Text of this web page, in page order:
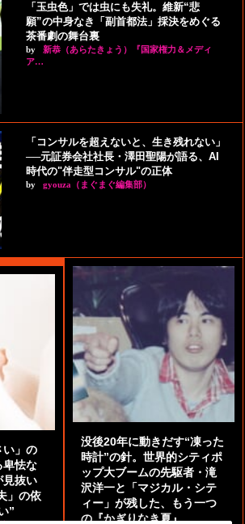
「玉虫色」では虫にも失礼。維新“悲
願”の中身なき「副首都法」採決をめぐる
茶番劇の舞台裏
by
新恭（あらたきょう）『国家権力＆メディ
ア…
「コンサルを超えないと、生き残れない」
──元証券会社社長・澤田聖陽が語る、AI
時代の"伴走型コンサル"の正体
by gyouza（まぐまぐ編集部）
い」の
卑怯な
見抜い
」の依
”
没後20年に動きだす“凍った
時計”の針。世界的シティポ
ップ大ブームの先駆者・滝
沢洋一と「マジカル・シテ
ィー」が残した、もう一つ
の『かぎりなき夏』